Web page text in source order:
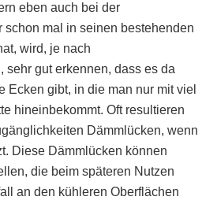
eben auch bei der
schon mal in seinen bestehenden
wird, je nach
sehr gut erkennen, dass es da
Ecken gibt, in die man nur mit viel
hineinbekommt. Oft resultieren
Dämmlücken, wenn
Diese Dämmlücken können
die beim späteren Nutzen
an den kühleren Oberflächen